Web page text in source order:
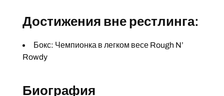
Достижения вне рестлинга:
Бокс: Чемпионка в легком весе Rough N’
Rowdy
Биография